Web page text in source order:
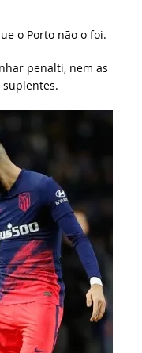
o Porto não o foi.
penalti, nem as